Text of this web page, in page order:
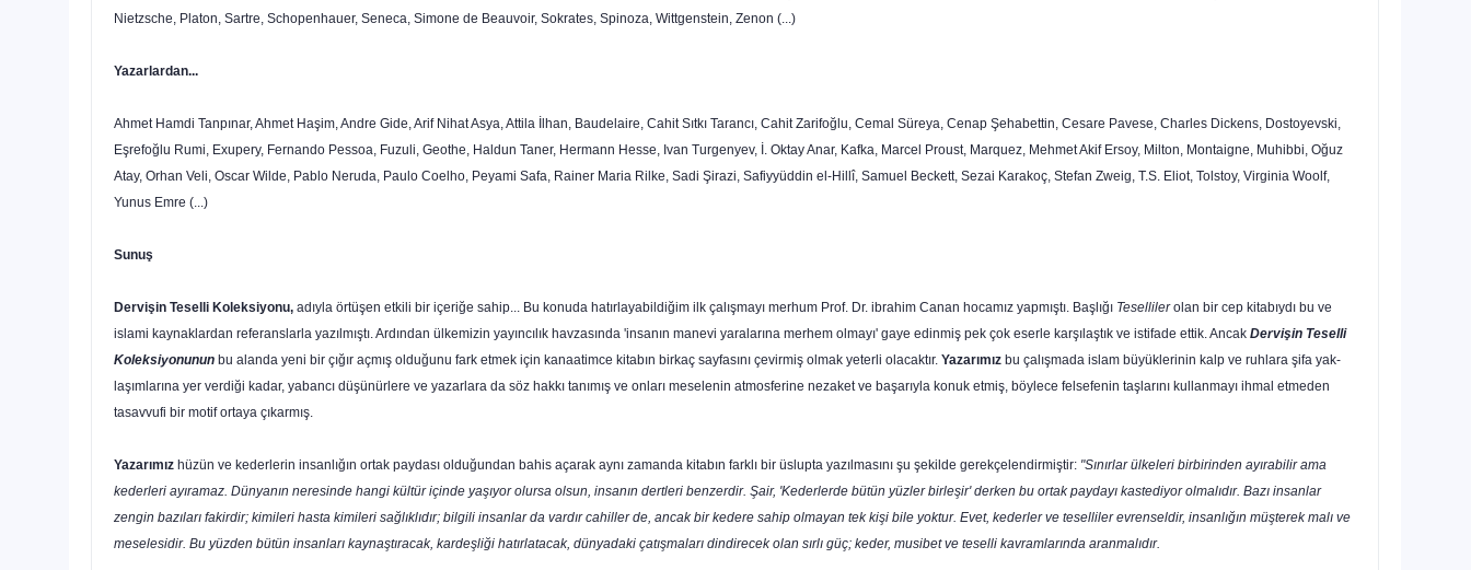
Nietzsche, Platon, Sartre, Schopenhauer, Seneca, Simone de Beauvoir, Sokrates, Spinoza, Wittgenstein, Zenon (...)
Yazarlardan...
Ahmet Hamdi Tanpınar, Ahmet Haşim, Andre Gide, Arif Nihat Asya, Attila İlhan, Baudelaire, Cahit Sıtkı Tarancı, Cahit Zarifoğlu, Cemal Süreya, Cenap Şehabettin, Cesare Pavese, Charles Dickens, Dostoyevski,
Eşrefoğlu Rumi, Exupery, Fernando Pessoa, Fuzuli, Geothe, Haldun Taner, Hermann Hesse, Ivan Turgenyev, İ. Oktay Anar, Kafka, Marcel Proust, Marquez, Mehmet Akif Ersoy, Milton, Montaigne, Muhibbi, Oğuz
Atay, Orhan Veli, Oscar Wilde, Pablo Neruda, Paulo Coelho, Peyami Safa, Rainer Maria Rilke, Sadi Şirazi, Safiyyüddin el-Hillî, Samuel Beckett, Sezai Karakoç, Stefan Zweig, T.S. Eliot, Tolstoy, Virginia Woolf,
Yunus Emre (...)
Sunuş
Dervişin Teselli Koleksiyonu, adıyla örtüşen etkili bir içeriğe sahip... Bu konuda hatırlayabildiğim ilk çalışmayı merhum Prof. Dr. ibrahim Canan hocamız yapmıştı. Başlığı Tesellilerolan bir cep kitabıydı bu ve
islami kaynaklardan referanslarla yazılmıştı. Ardından ülkemizin yayıncılık havzasında 'insanın manevi ya­ralarına merhem olmayı' gaye edinmiş pek çok eserle karşılaştık ve istifade ettik. Ancak Dervişin Teselli
Koleksiyonunun bu alanda yeni bir çığır açmış olduğunu fark etmek için kanaatimce kitabın birkaç sayfasını çevirmiş olmak yeterli olacaktır. Yazarı­mız bu çalışmada islam büyüklerinin kalp ve ruhlara şifa yak­
laşımlarına yer verdiği kadar, yabancı düşünürlere ve yazarlara da söz hakkı tanımış ve onları meselenin atmosferine nezaket ve başarıyla konuk etmiş, böylece felsefenin taşlarını kullanmayı ihmal etmeden
tasavvufi bir motif ortaya çıkarmış.
Yazarımız hüzün ve kederlerin insanlığın ortak paydası ol­duğundan bahis açarak aynı zamanda kitabın farklı bir üslupta yazılmasını şu şekilde gerekçelendirmiştir: "Sınırlar ülkeleri bir­birinden ayırabilir ama
kederleri ayıramaz. Dünyanın neresinde hangi kültür içinde yaşıyor olursa olsun, insanın dertleri benzerdir. Şair, 'Kederlerde bütün yüzler birleşir' derken bu ortak paydayı kastediyor olmalıdır. Bazı insanlar
zengin bazıları fakirdir; kimi­leri hasta kimileri sağlıklıdır; bilgili insanlar da vardır cahiller de, ancak bir kedere sahip olmayan tek kişi bile yoktur. Evet, keder­ler ve teselliler evrenseldir, insanlığın müşterek malı ve
meselesidir. Bu yüzden bütün insanları kaynaştıracak, kardeşliği hatırlatacak, dünyadaki çatışmaları dindirecek olan sırlı güç; keder, musibet ve teselli kavramlarında aranmalıdır.